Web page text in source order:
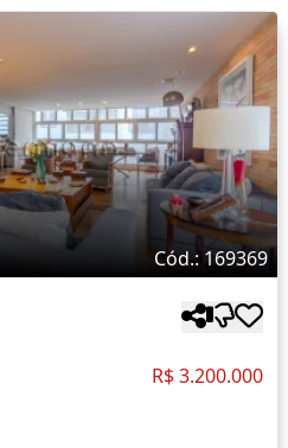
Cód.: 169369
R$ 3.200.000